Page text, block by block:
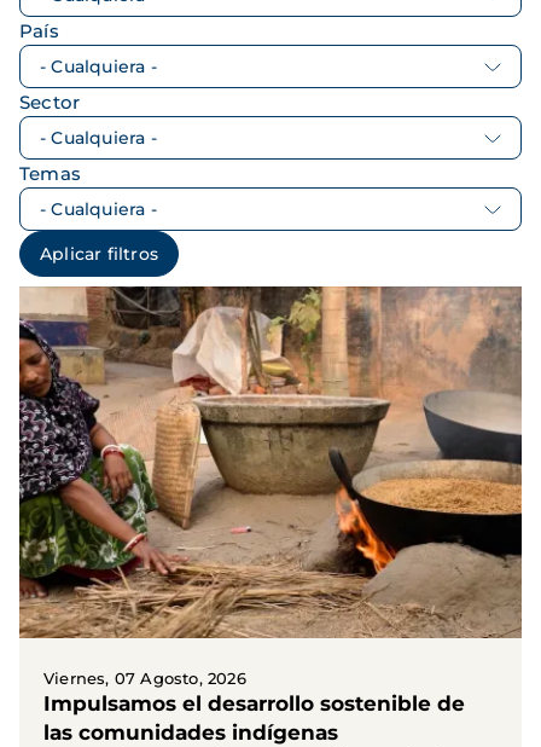
País
Sector
Temas
Viernes, 07 Agosto, 2026
Impulsamos el desarrollo sostenible de
las comunidades indígenas